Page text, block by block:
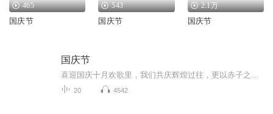
465
国庆节
543
国庆节
2.1万
国庆节
国庆节
20 4542